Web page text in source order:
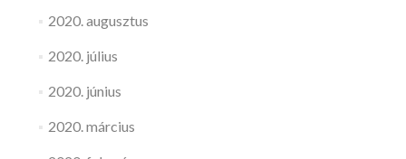
2020. augusztus
2020. július
2020. június
2020. március